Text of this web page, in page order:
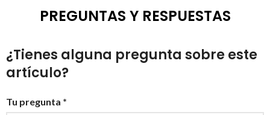
PREGUNTAS Y RESPUESTAS
¿Tienes alguna pregunta sobre este
artículo?
Tu pregunta *